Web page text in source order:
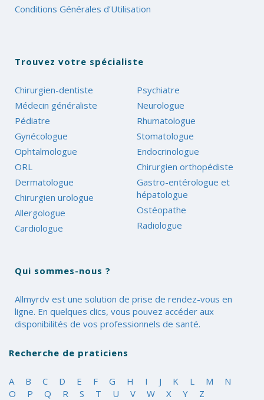
Conditions Générales d’Utilisation
Trouvez votre spécialiste
Chirurgien-dentiste
Médecin généraliste
Pédiatre
Gynécologue
Ophtalmologue
ORL
Dermatologue
Chirurgien urologue
Allergologue
Cardiologue
Psychiatre
Neurologue
Rhumatologue
Stomatologue
Endocrinologue
Chirurgien orthopédiste
Gastro-entérologue et
hépatologue
Ostéopathe
Radiologue
Qui sommes-nous ?
Allmyrdv est une solution de prise de rendez-vous en
ligne. En quelques clics, vous pouvez accéder aux
disponibilités de vos professionnels de santé.
Recherche de praticiens
A B C D E F G H I J K L M
N
O
P Q R S T U V W X Y Z